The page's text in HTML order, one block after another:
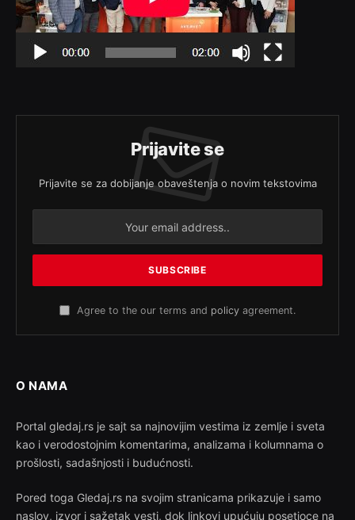
Prijavite se
Prijavite se za dobijanje obaveštenja o novim tekstovima
Agree to the our terms and policy agreement.
O NAMA
Portal gledaj.rs je sajt sa najnovijim vestima iz zemlje i sveta
kao i verodostojnim komentarima, analizama i kolumnama o
prošlosti, sadašnjosti i budućnosti.
Pored toga Gledaj.rs na svojim stranicama prikazuje i samo
naslov, izvor i sažetak vesti, dok linkovi upućuju posetioce na